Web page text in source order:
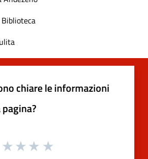
chiare le informazioni